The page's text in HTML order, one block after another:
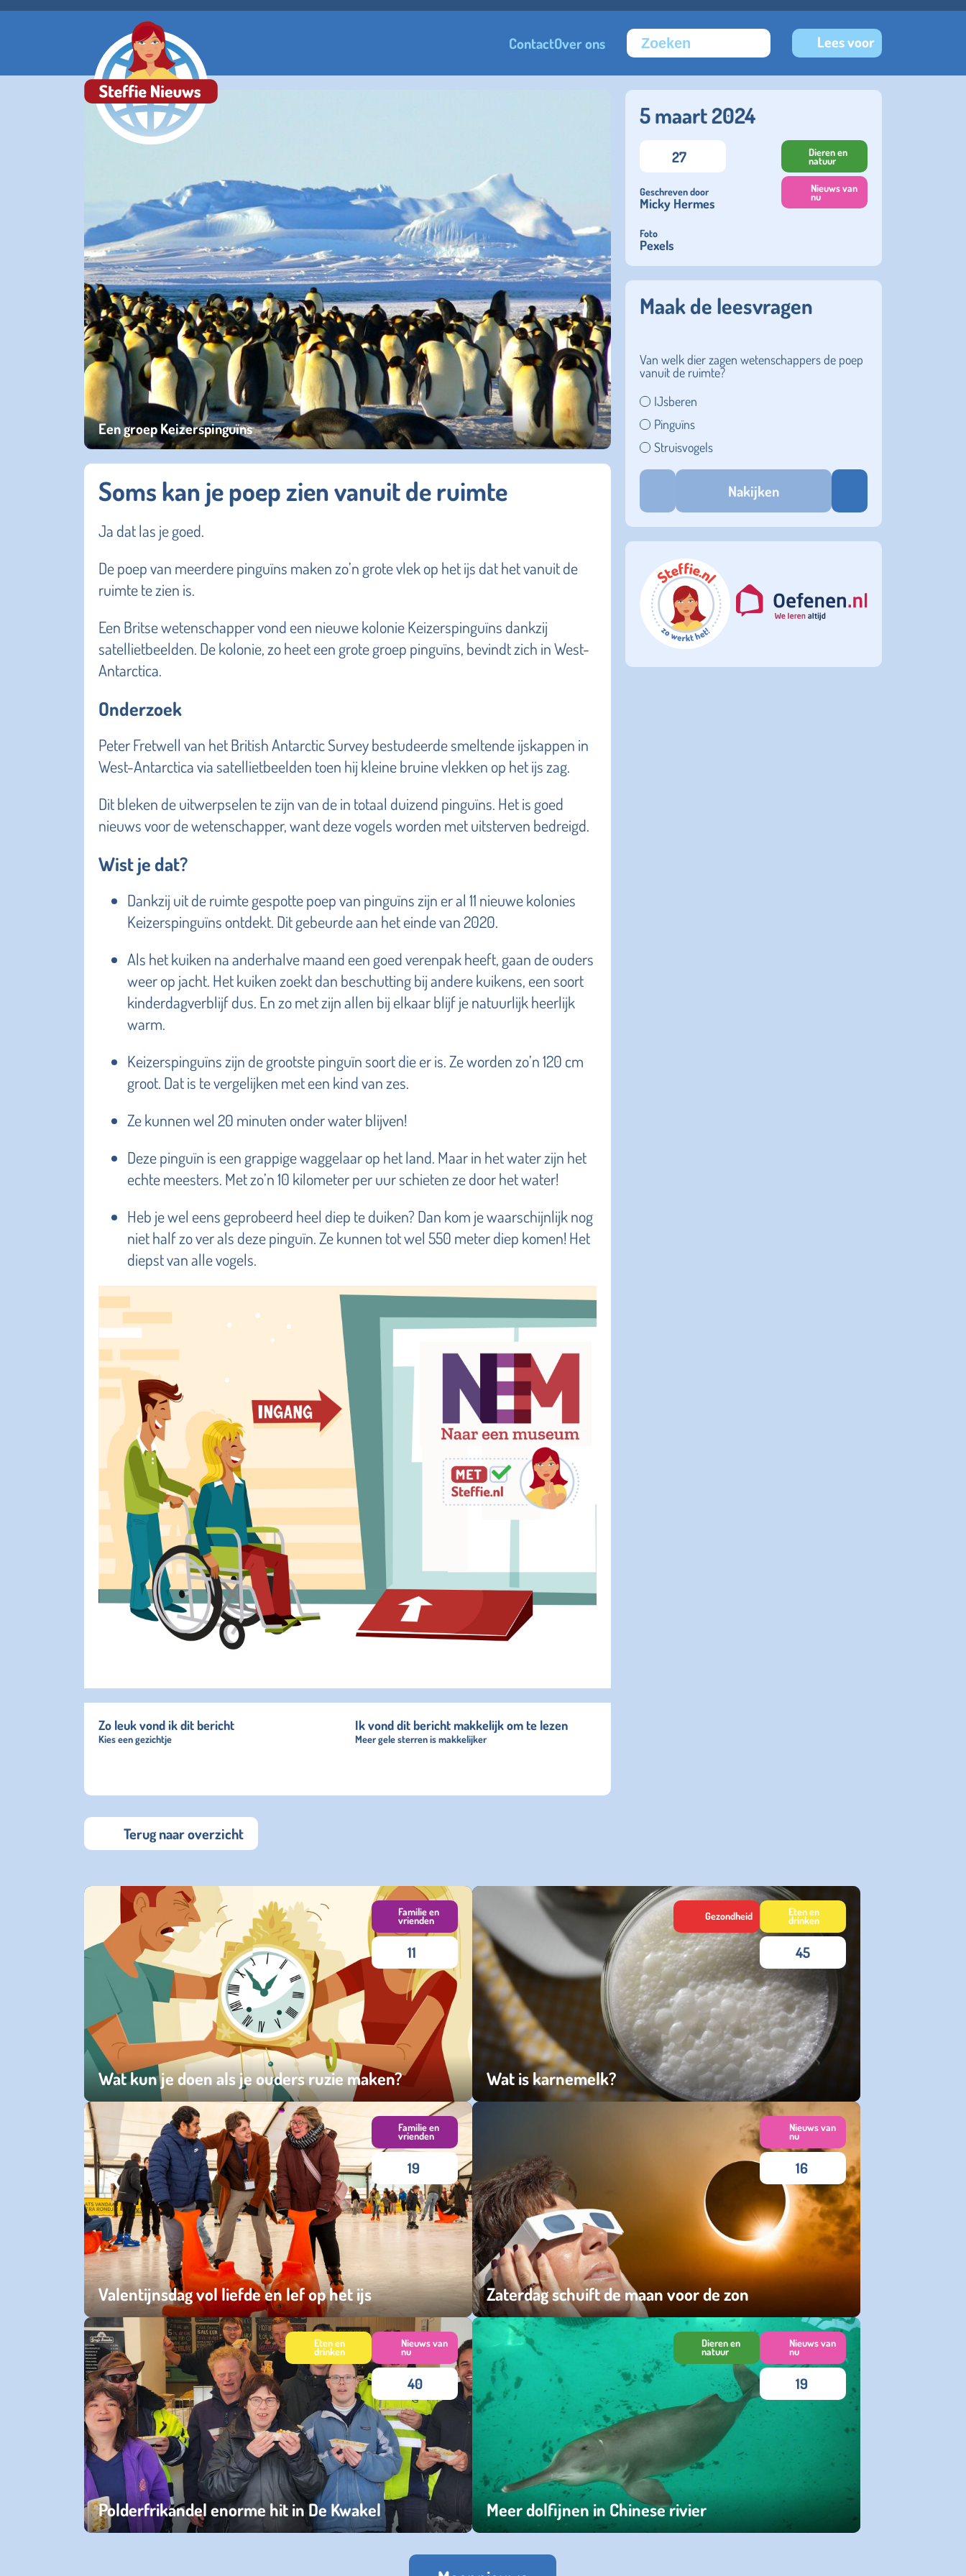
ContactOver ons Lees voor
Een groep Keizerspinguïns
Soms kan je poep zien vanuit de ruimte
Ja dat las je goed.
De poep van meerdere pinguïns maken zo’n grote vlek op het ijs dat het vanuit de
ruimte te zien is.
Een Britse wetenschapper vond een nieuwe kolonie Keizerspinguïns dankzij
satellietbeelden. De kolonie, zo heet een grote groep pinguïns, bevindt zich in West-
Antarctica.
Onderzoek
Peter Fretwell van het British Antarctic Survey bestudeerde smeltende ijskappen in
West-Antarctica via satellietbeelden toen hij kleine bruine vlekken op het ijs zag.
Dit bleken de uitwerpselen te zijn van de in totaal duizend pinguïns. Het is goed
nieuws voor de wetenschapper, want deze vogels worden met uitsterven bedreigd.
Wist je dat?
Dankzij uit de ruimte gespotte poep van pinguïns zijn er al 11 nieuwe kolonies
Keizerspinguïns ontdekt. Dit gebeurde aan het einde van 2020.
Als het kuiken na anderhalve maand een goed verenpak heeft, gaan de ouders
weer op jacht. Het kuiken zoekt dan beschutting bij andere kuikens, een soort
kinderdagverblijf dus. En zo met zijn allen bij elkaar blijf je natuurlijk heerlijk
warm.
Keizerspinguïns zijn de grootste pinguïn soort die er is. Ze worden zo’n 120 cm
groot. Dat is te vergelijken met een kind van zes.
Ze kunnen wel 20 minuten onder water blijven!
Deze pinguïn is een grappige waggelaar op het land. Maar in het water zijn het
echte meesters. Met zo’n 10 kilometer per uur schieten ze door het water!
Heb je wel eens geprobeerd heel diep te duiken? Dan kom je waarschijnlijk nog
niet half zo ver als deze pinguïn. Ze kunnen tot wel 550 meter diep komen! Het
diepst van alle vogels.
Zo leuk vond ik dit bericht
Kies een gezichtje
Ik vond dit bericht makkelijk om te lezen
Meer gele sterren is makkelijker
5 maart 2024
27
Geschreven door
Micky Hermes
Foto
Pexels
Dieren en
natuur
Nieuws van
nu
Maak de leesvragen
Van welk dier zagen wetenschappers de poep
vanuit de ruimte?
IJsberen
Pinguïns
Struisvogels
Nakijken
Terug naar overzicht
Wat kun je doen als je ouders ruzie maken?
vrijdag 03 april 2026
Familie en
vrienden
11
Wat is karnemelk?
woensdag 11 maart 2026
Gezondheid Eten en
drinken
45
Valentijnsdag vol liefde en lef op het ijs
woensdag 18 februari 2026
Familie en
vrienden
19
Zaterdag schuift de maan voor de zon
vrijdag 28 maart 2025
Nieuws van
nu
16
Polderfrikandel enorme hit in De Kwakel
Eten en
drinken
Nieuws van
nu
40
Meer dolfijnen in Chinese rivier
Dieren en
natuur
Nieuws van
nu
19